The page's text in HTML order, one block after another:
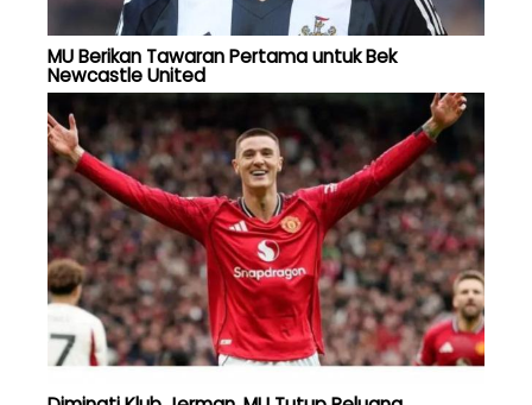
MU Berikan Tawaran Pertama untuk Bek
Newcastle United